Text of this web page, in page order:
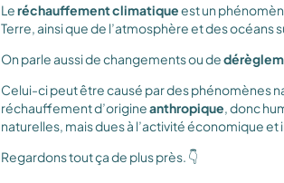
Leréchauffement climatiqueest un
Terre, ainsi que de l’atmosphère et des
On parle aussi de changements ou de
Celui-ci peut être causé par des phénomènes
réchauffement d’origineanthropique, donc
naturelles, mais dues à l’activité économique et
Regardons tout ça de plus près. 👇